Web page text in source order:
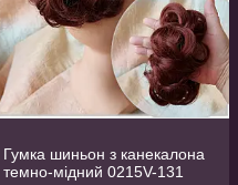
Гумка шиньон з канекалона
темно-мідний 0215V-131